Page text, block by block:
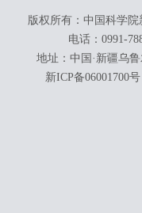
版权所有：中国科学
电话：0991-
地址：中国·新疆乌
新ICP备